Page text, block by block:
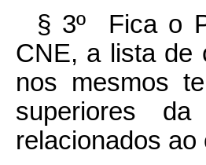
§ 3º Fica o
CNE, a lista de
nos mesmos
superiores
relacionados